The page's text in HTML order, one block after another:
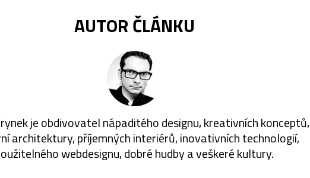
AUTOR ČLÁNKU
je obdivovatel nápaditého designu, kreativních konceptů,
architektury, příjemných interiérů, inovativních technologií,
webdesignu, dobré hudby a veškeré kultury.